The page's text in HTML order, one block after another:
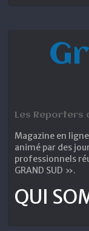
Les Reporters
Magazine en
animé par des
professionnels
GRAND SUD ».
QUI